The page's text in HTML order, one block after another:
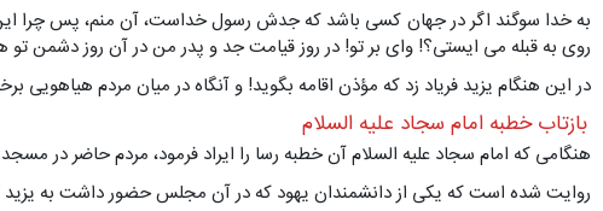
به خدا سوگند اگر در جهان کسی باشد که جدش رسول خداست، آن منم، پس چرا
روی به قبله می ایستی؟! وای بر تو! در روز قیامت جد و پدر من در آن روز دشمن تو
در این هنگام یزید فریاد زد که مؤذن اقامه بگوید! و آنگاه در میان مردم هیاهویی
بازتاب خطبه امام سجاد علیه السلام
هنگامی که امام سجاد علیه السلام آن خطبه رسا را ایراد فرمود، مردم حاضر در
روایت شده است که یکی از دانشمندان یهود که در آن مجلس حضور داشت به